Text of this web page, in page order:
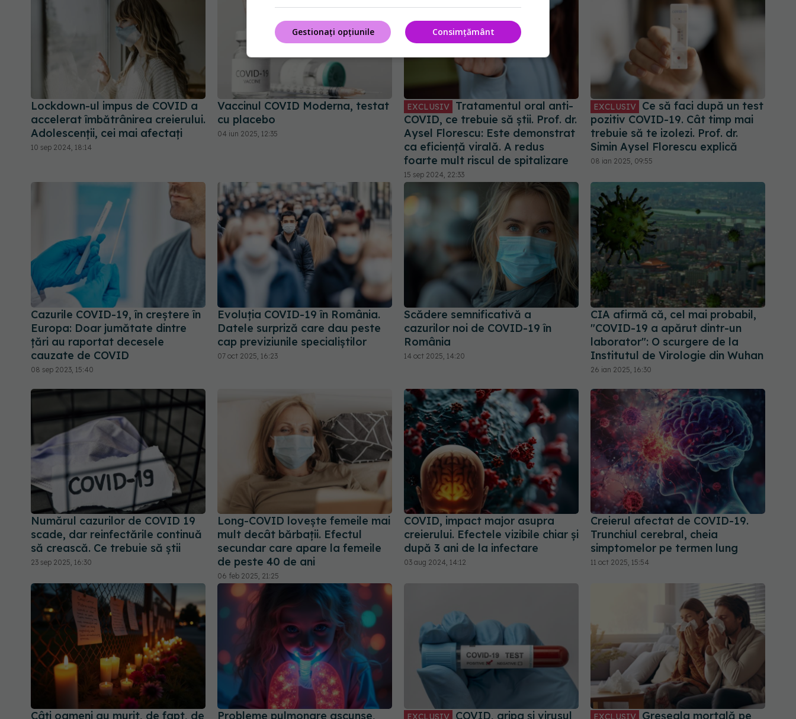
Lockdown-ul impus de COVID a
accelerat îmbătrânirea creierului.
Adolescenții, cei mai afectați
10 sep 2024, 18:14
Vaccinul COVID Moderna, testat
cu placebo
04 iun 2025, 12:35
EXCLUSIV
Tratamentul oral anti-
COVID, ce trebuie să știi. Prof. dr.
Aysel Florescu: Este demonstrat
ca eficiență virală. A redus
foarte mult riscul de spitalizare
15 sep 2024, 22:33
EXCLUSIV
Ce să faci după un test
pozitiv COVID-19. Cât timp mai
trebuie să te izolezi. Prof. dr.
Simin Aysel Florescu explică
08 ian 2025, 09:55
Cazurile COVID-19, în creștere în
Europa: Doar jumătate dintre
țări au raportat decesele
cauzate de COVID
08 sep 2023, 15:40
Evoluția COVID-19 în România.
Datele surpriză care dau peste
cap previziunile specialiștilor
07 oct 2025, 16:23
Scădere semnificativă a
cazurilor noi de COVID-19 în
România
14 oct 2025, 14:20
CIA afirmă că, cel mai probabil,
"COVID-19 a apărut dintr-un
laborator": O scurgere de la
Institutul de Virologie din Wuhan
26 ian 2025, 16:30
Numărul cazurilor de COVID 19
scade, dar reinfectările continuă
să crească. Ce trebuie să știi
23 sep 2025, 16:30
Long-COVID lovește femeile mai
mult decât bărbații. Efectul
secundar care apare la femeile
de peste 40 de ani
06 feb 2025, 21:25
COVID, impact major asupra
creierului. Efectele vizibile chiar și
după 3 ani de la infectare
03 aug 2024, 14:12
Creierul afectat de COVID-19.
Trunchiul cerebral, cheia
simptomelor pe termen lung
11 oct 2025, 15:54
Câți oameni au murit, de fapt, de Probleme pulmonare ascunse, EXCLUSIV COVID, gripa și virusul EXCLUSIV Greșeala mortală pe
Consimțământ
Gestionați opțiunile